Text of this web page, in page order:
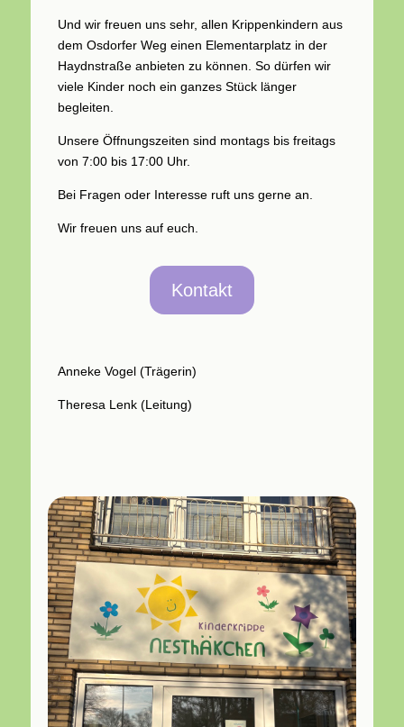
Und wir freuen uns sehr, allen Krippenkindern aus
dem Osdorfer Weg einen Elementarplatz in der
Haydnstraße anbieten zu können. So dürfen wir
viele Kinder noch ein ganzes Stück länger
begleiten.
Unsere Öffnungszeiten sind montags bis freitags
von 7:00 bis 17:00 Uhr.
Bei Fragen oder Interesse ruft uns gerne an.
Wir freuen uns auf euch.
Kontakt
Anneke Vogel (Trägerin)
Theresa Lenk (Leitung)